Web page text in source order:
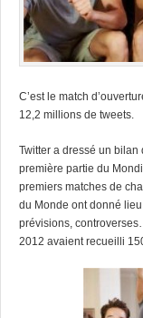
C’est le match
12,2 millions de tweets.
Twitter a dressé un
première partie du
premiers matches de
du Monde ont donné
prévisions,
2012 avaient recueilli